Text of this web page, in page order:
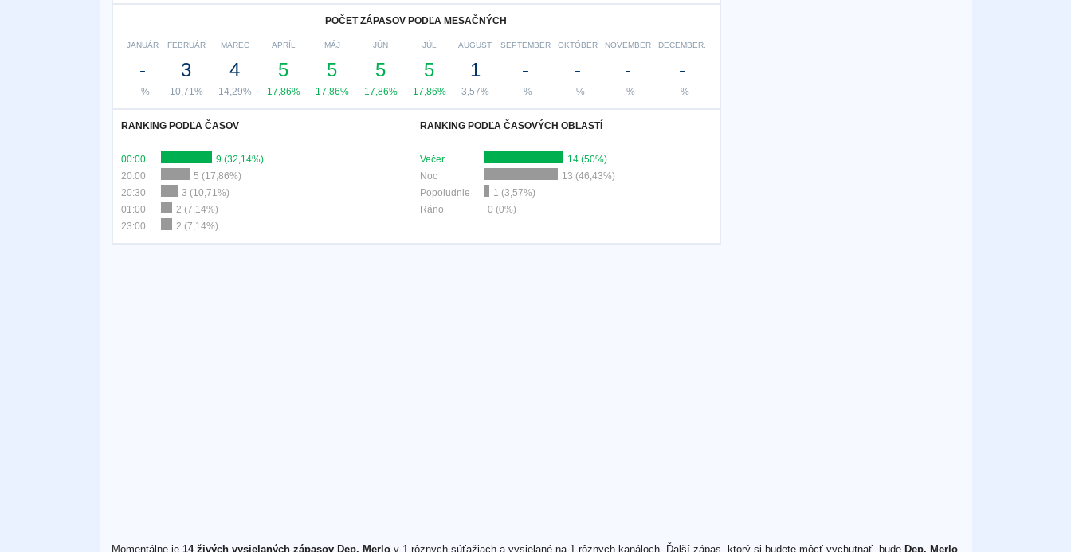
POČET ZÁPASOV PODĽA MESAČNÝCH
JANUÁR
-
- %
FEBRUÁR
3
10,71%
MAREC
4
14,29%
APRÍL
5
17,86%
MÁJ
5
17,86%
JÚN
5
17,86%
JÚL
5
17,86%
AUGUST
1
3,57%
SEPTEMBER
-
- %
OKTÓBER
-
- %
NOVEMBER
-
- %
DECEMBER.
-
- %
RANKING PODĽA ČASOV
00:00
9 (32,14%)
20:00
5 (17,86%)
20:30
3 (10,71%)
01:00
2 (7,14%)
23:00
2 (7,14%)
RANKING PODĽA ČASOVÝCH OBLASTÍ
Večer
14 (50%)
Noc
13 (46,43%)
Popoludnie
1 (3,57%)
Ráno
0 (0%)
Momentálne je 14 živých vysielaných zápasov Dep. Merlov 1 rôznych súťažiach a vysielané na 1 rôznych kanáloch. Ďalší zápas, ktorý si budete môcť vychutnať, bude Dep. Merlo